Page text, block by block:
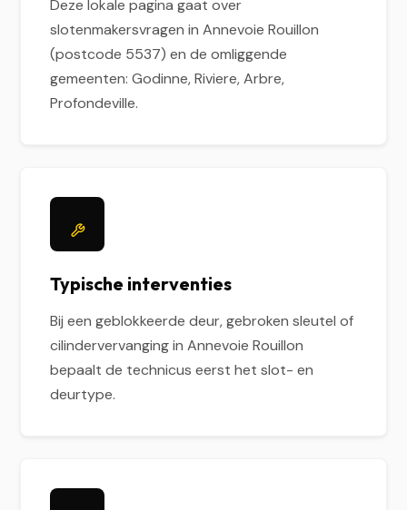
Deze lokale pagina gaat over
slotenmakersvragen in Annevoie Rouillon
(postcode 5537) en de omliggende
gemeenten: Godinne, Riviere, Arbre,
Profondeville.
Typische interventies
Bij een geblokkeerde deur, gebroken sleutel of
cilindervervanging in Annevoie Rouillon
bepaalt de technicus eerst het slot- en
deurtype.